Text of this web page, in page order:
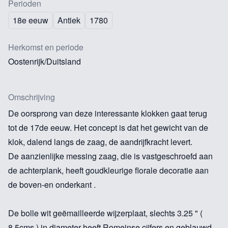
Perioden
18e eeuw
Antiek 1780
Herkomst en periode
Oostenrijk/Duitsland
Omschrijving
De oorsprong van deze interessante klokken gaat terug
tot de 17de eeuw. Het concept is dat het gewicht van de
klok, dalend langs de zaag, de aandrijfkracht levert.
De aanzienlijke messing zaag, die is vastgeschroefd aan
de achterplank, heeft goudkleurige florale decoratie aan
de boven-en onderkant .
De bolle wit geëmailleerde wijzerplaat, slechts 3.25 " (